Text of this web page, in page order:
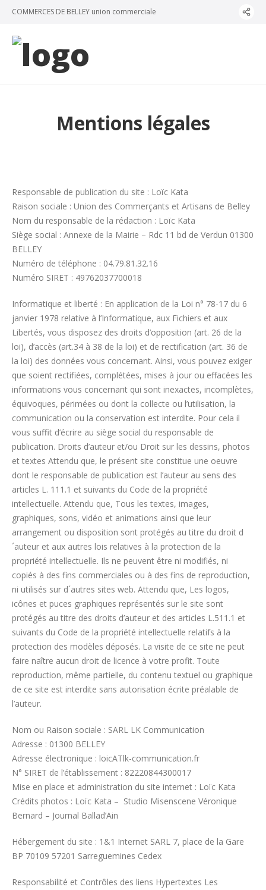
COMMERCES DE BELLEY union commerciale
Mentions légales
Responsable de publication du site : Loïc Kata
Raison sociale : Union des Commerçants et Artisans de Belley
Nom du responsable de la rédaction : Loïc Kata
Siège social : Annexe de la Mairie – Rdc 11 bd de Verdun 01300
BELLEY
Numéro de téléphone : 04.79.81.32.16
Numéro SIRET : 49762037700018
Informatique et liberté : En application de la Loi n° 78-17 du 6
janvier 1978 relative à l’Informatique, aux Fichiers et aux
Libertés, vous disposez des droits d’opposition (art. 26 de la
loi), d’accès (art.34 à 38 de la loi) et de rectification (art. 36 de
la loi) des données vous concernant. Ainsi, vous pouvez exiger
que soient rectifiées, complétées, mises à jour ou effacées les
informations vous concernant qui sont inexactes, incomplètes,
équivoques, périmées ou dont la collecte ou l’utilisation, la
communication ou la conservation est interdite. Pour cela il
vous suffit d’écrire au siège social du responsable de
publication. Droits d’auteur et/ou Droit sur les dessins, photos
et textes Attendu que, le présent site constitue une oeuvre
dont le responsable de publication est l’auteur au sens des
articles L. 111.1 et suivants du Code de la propriété
intellectuelle. Attendu que, Tous les textes, images,
graphiques, sons, vidéo et animations ainsi que leur
arrangement ou disposition sont protégés au titre du droit d
´auteur et aux autres lois relatives à la protection de la
propriété intellectuelle. Ils ne peuvent être ni modifiés, ni
copiés à des fins commerciales ou à des fins de reproduction,
ni utilisés sur d´autres sites web. Attendu que, Les logos,
icônes et puces graphiques représentés sur le site sont
protégés au titre des droits d’auteur et des articles L.511.1 et
suivants du Code de la propriété intellectuelle relatifs à la
protection des modèles déposés. La visite de ce site ne peut
faire naître aucun droit de licence à votre profit. Toute
reproduction, même partielle, du contenu textuel ou graphique
de ce site est interdite sans autorisation écrite préalable de
l’auteur.
Nom ou Raison sociale : SARL LK Communication
Adresse : 01300 BELLEY
Adresse électronique : loicATlk-communication.fr
N° SIRET de l’établissement : 82220844300017
Mise en place et administration du site internet : Loïc Kata
Crédits photos : Loïc Kata – Studio Misenscene Véronique
Bernard – Journal Ballad’Ain
Hébergement du site : 1&1 Internet SARL 7, place de la Gare
BP 70109 57201 Sarreguemines Cedex
Responsabilité et Contrôles des liens Hypertextes Les
Panneau de gestion des cookies